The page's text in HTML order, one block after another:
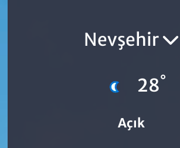
Nevşehir
28°
Açık